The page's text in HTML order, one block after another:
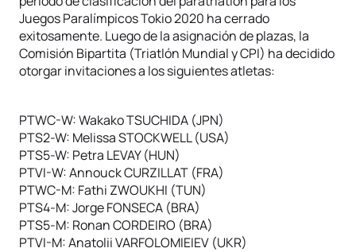
Juegos Paralímpicos Tokio 2020 ha cerrado
exitosamente. Luego de la asignación de plazas, la
Comisión Bipartita (Triatlón Mundial y CPI) ha decidido
otorgar invitaciones a los siguientes atletas:
PTWC-W: Wakako TSUCHIDA (JPN)
PTS2-W: Melissa STOCKWELL (USA)
PTS5-W: Petra LEVAY (HUN)
PTVI-W: Annouck CURZILLAT (FRA)
PTWC-M: Fathi ZWOUKHI (TUN)
PTS4-M: Jorge FONSECA (BRA)
PTS5-M: Ronan CORDEIRO (BRA)
PTVI-M: Anatolii VARFOLOMIEIEV (UKR)